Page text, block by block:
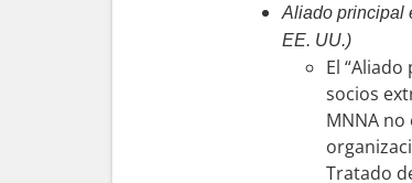
Aliado principal
EE. UU.)
El
socios
MNNA
Tratado